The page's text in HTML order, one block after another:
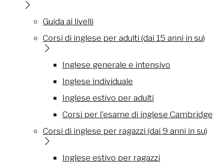
Guida ai livelli
Corsi di inglese per adulti (dai 15 anni in su)
Inglese generale e intensivo
Inglese individuale
Inglese estivo per adulti
Corsi per l'esame di inglese Cambridge
Corsi di inglese per ragazzi (dai 9 anni in su)
Inglese estivo per ragazzi